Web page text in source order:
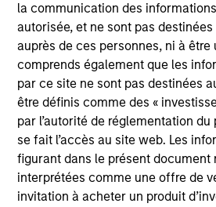
la communication des
autorisée, et ne sont pas
auprès de ces personnes, ni à
comprends également que les
par ce site ne sont pas destinées
être définis comme des «
par l’autorité de réglementation
se fait l’accès au site web. Les
figurant dans le présent document
interprétées comme une offre de
invitation à acheter un produit
counties, Texas.
Investment Teams
Morgan Stanley Energy
Stanley Capital Partners